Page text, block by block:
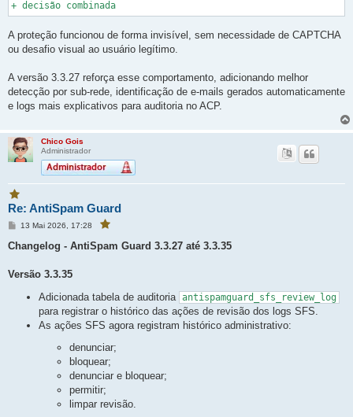
A proteção funcionou de forma invisível, sem necessidade de CAPTCHA
ou desafio visual ao usuário legítimo.
A versão 3.3.27 reforça esse comportamento, adicionando melhor
detecção por sub-rede, identificação de e-mails gerados automaticamente
e logs mais explicativos para auditoria no ACP.
Chico Gois
Administrador
V
o
c
ê
f
o
Re: AntiSpam Guard
M
n
g
13 Mai 2026, 17:28
V
c
ê
i
o
e
t
a
p
o
s
a
e
Changelog - AntiSpam Guard 3.3.27 até 3.3.35
Versão 3.3.35
Adicionada tabela de auditoria antispamguard_sfs_review_log
para registrar o histórico das ações de revisão dos logs SFS.
As ações SFS agora registram histórico administrativo:
denunciar;
bloquear;
denunciar e bloquear;
permitir;
limpar revisão.